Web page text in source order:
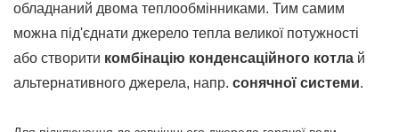
обладнаний двома теплообмінниками. Тим самим
можна під'єднати джерело тепла великої потужності
або створити комбінацію конденсаційного котла й
альтернативного джерела, напр. сонячної системи.